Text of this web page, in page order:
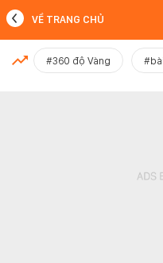
MỚI NHẤT
VỀ TRANG CHỦ
#360 độ Vàng